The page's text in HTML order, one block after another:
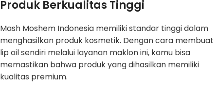
Produk Berkualitas Tinggi
Mash Moshem Indonesia memiliki standar tinggi dalam
menghasilkan produk kosmetik. Dengan cara membuat
lip oil sendiri melalui layanan maklon ini, kamu bisa
memastikan bahwa produk yang dihasilkan memiliki
kualitas premium.